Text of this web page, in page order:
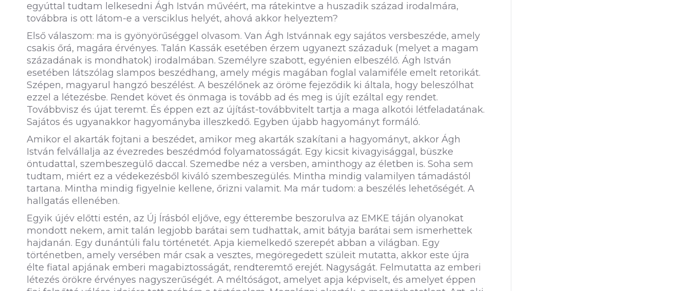
egyúttal tudtam lelkesedni Ágh István művéért, ma rátekintve a huszadik század irodalmára,
továbbra is ott látom-e a versciklus helyét, ahová akkor helyeztem?
Első válaszom: ma is gyönyörűséggel olvasom. Van Ágh Istvánnak egy sajátos versbeszéde, amely
csakis őrá, magára érvényes. Talán Kassák esetében érzem ugyanezt századuk (melyet a magam
századának is mondhatok) irodalmában. Személyre szabott, egyénien elbeszélő. Ágh István
esetében látszólag slampos beszédhang, amely mégis magában foglal valamiféle emelt retorikát.
Szépen, magyarul hangzó beszélést. A beszélőnek az öröme fejeződik ki általa, hogy beleszólhat
ezzel a létezésbe. Rendet követ és önmaga is tovább ad és meg is újít ezáltal egy rendet.
Továbbvisz és újat teremt. És éppen ezt az újítást-továbbvitelt tartja a maga alkotói létfeladatának.
Sajátos és ugyanakkor hagyományba illeszkedő. Egyben újabb hagyományt formáló.
Amikor el akarták fojtani a beszédet, amikor meg akarták szakítani a hagyományt, akkor Ágh
István felvállalja az évezredes beszédmód folyamatosságát. Egy kicsit kivagyisággal, büszke
öntudattal, szembeszegülő daccal. Szemedbe néz a versben, aminthogy az életben is. Soha sem
tudtam, miért ez a védekezésből kiváló szembeszegülés. Mintha mindig valamilyen támadástól
tartana. Mintha mindig figyelnie kellene, őrizni valamit. Ma már tudom: a beszélés lehetőségét. A
hallgatás ellenében.
Egyik újév előtti estén, az Új Írásból eljőve, egy étterembe beszorulva az EMKE táján olyanokat
mondott nekem, amit talán legjobb barátai sem tudhattak, amit bátyja barátai sem ismerhettek
hajdanán. Egy dunántúli falu történetét. Apja kiemelkedő szerepét abban a világban. Egy
történetben, amely versében már csak a vesztes, megöregedett szüleit mutatta, akkor este újra
élte fiatal apjának emberi magabiztosságát, rendteremtő erejét. Nagyságát. Felmutatta az emberi
létezés örökre érvényes nagyszerűségét. A méltóságot, amelyet apja képviselt, és amelyet éppen